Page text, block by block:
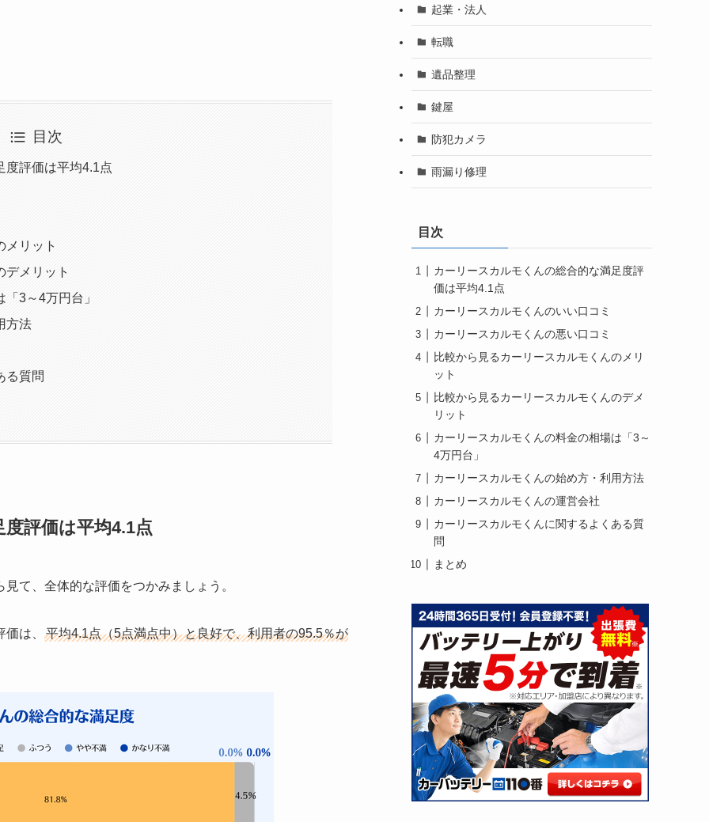
目次
度評価は平均4.1点
メリット
デメリット
3～4万円台」
方法
る質問
評価は平均4.1点
て、全体的な評価をつかみましょう。
は、 平均4.1点（5点満点中）と良好で、利用者の95.5％が
起業・法人
転職
遺品整理
鍵屋
防犯カメラ
雨漏り修理
目次
カーリースカルモくんの総合的な満足度評
価は平均4.1点
カーリースカルモくんのいい口コミ
カーリースカルモくんの悪い口コミ
比較から見るカーリースカルモくんのメリ
ット
比較から見るカーリースカルモくんのデメ
リット
カーリースカルモくんの料金の相場は「3～
4万円台」
カーリースカルモくんの始め方・利用方法
カーリースカルモくんの運営会社
カーリースカルモくんに関するよくある質
問
まとめ